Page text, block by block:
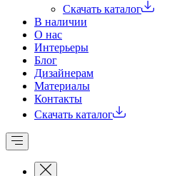
Скачать каталог
В наличии
О нас
Интерьеры
Блог
Дизайнерам
Материалы
Контакты
Скачать каталог